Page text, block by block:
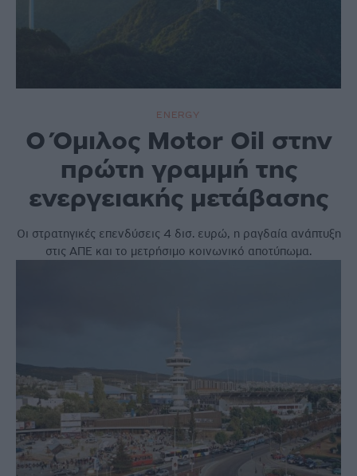
ENERGY
Ο Όμιλος Motor Oil στην
πρώτη γραμμή της
ενεργειακής μετάβασης
Οι στρατηγικές επενδύσεις 4 δισ. ευρώ, η ραγδαία ανάπτυξη
στις ΑΠΕ και το μετρήσιμο κοινωνικό αποτύπωμα.